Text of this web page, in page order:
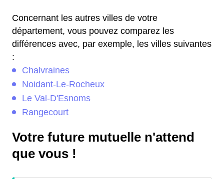
Concernant les autres villes de votre
département, vous pouvez comparez les
différences avec, par exemple, les villes suivantes
:
Chalvraines
Noidant-Le-Rocheux
Le Val-D'Esnoms
Rangecourt
Votre future mutuelle n'attend
que vous !